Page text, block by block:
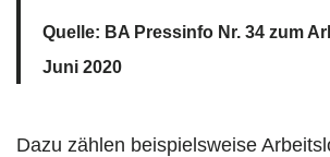
Quelle: BA Pressinfo Nr. 34 zum
Juni 2020
Dazu zählen beispielsweise